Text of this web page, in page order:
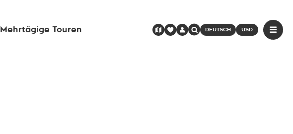
Mehrtägige Touren DEUTSCH USD